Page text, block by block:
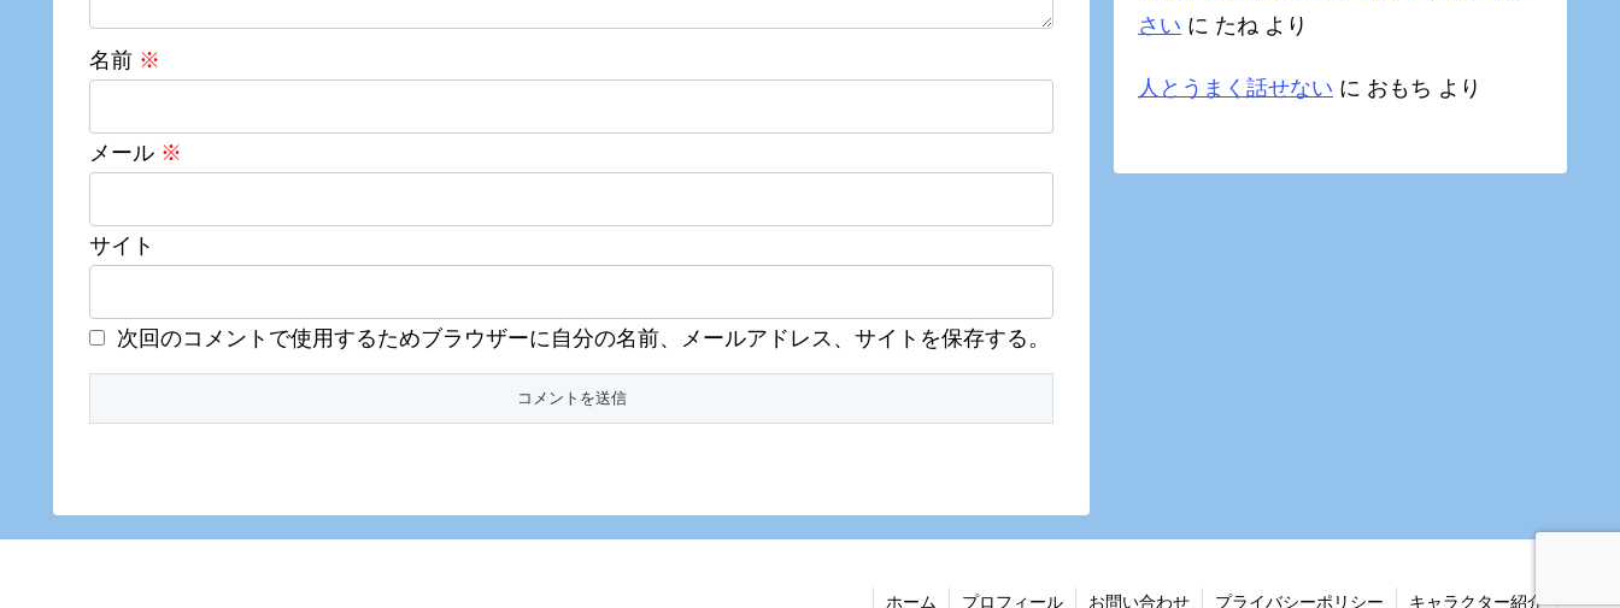
名前 ※
メール ※
サイト
次回のコメントで使用するためブラウザーに自分の名前、メールアドレス、サイトを保存する。
さい に たね より
人とうまく話せない に おもち より
ホーム プロフィール お問い合わせ プライバシーポリシー キャラクター紹介